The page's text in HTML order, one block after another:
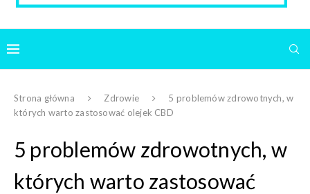
Strona główna Zdrowie
5 problemów zdrowotnych, w
których warto zastosować olejek CBD
5 problemów zdrowotnych, w
których warto zastosować